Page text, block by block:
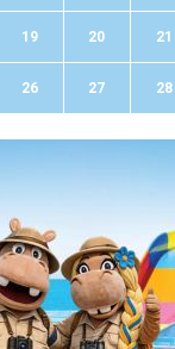
19 20 21
26 27 28